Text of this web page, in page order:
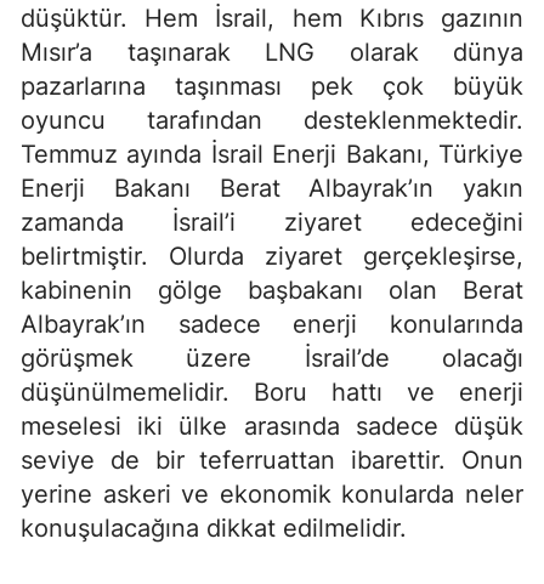
düşüktür. Hem İsrail, hem Kıbrıs gazının
Mısır’a taşınarak LNG olarak dünya
pazarlarına taşınması pek çok büyük
oyuncu tarafından desteklenmektedir.
Temmuz ayında İsrail Enerji Bakanı, Türkiye
Enerji Bakanı Berat Albayrak’ın yakın
zamanda İsrail’i ziyaret edeceğini
belirtmiştir. Olurda ziyaret gerçekleşirse,
kabinenin gölge başbakanı olan Berat
Albayrak’ın sadece enerji konularında
görüşmek üzere İsrail’de olacağı
düşünülmemelidir. Boru hattı ve enerji
meselesi iki ülke arasında sadece düşük
seviye de bir teferruattan ibarettir. Onun
yerine askeri ve ekonomik konularda neler
konuşulacağına dikkat edilmelidir.